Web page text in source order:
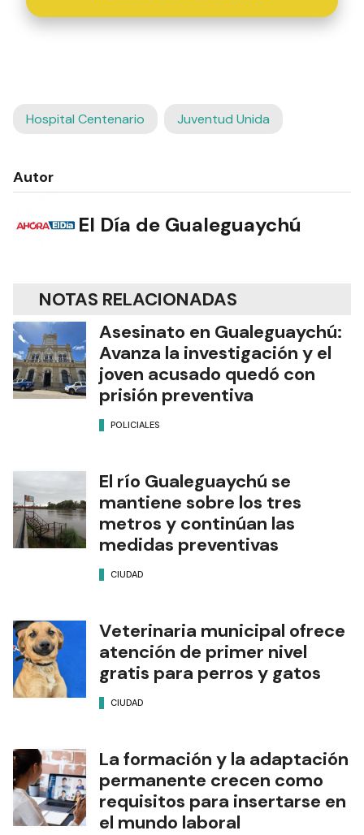
Hospital Centenario Juventud Unida
Autor
El Día de Gualeguaychú
NOTAS RELACIONADAS
Asesinato en Gualeguaychú:
Avanza la investigación y el
joven acusado quedó con
prisión preventiva
POLICIALES
El río Gualeguaychú se
mantiene sobre los tres
metros y continúan las
medidas preventivas
CIUDAD
Veterinaria municipal ofrece
atención de primer nivel
gratis para perros y gatos
CIUDAD
La formación y la adaptación
permanente crecen como
requisitos para insertarse en
el mundo laboral